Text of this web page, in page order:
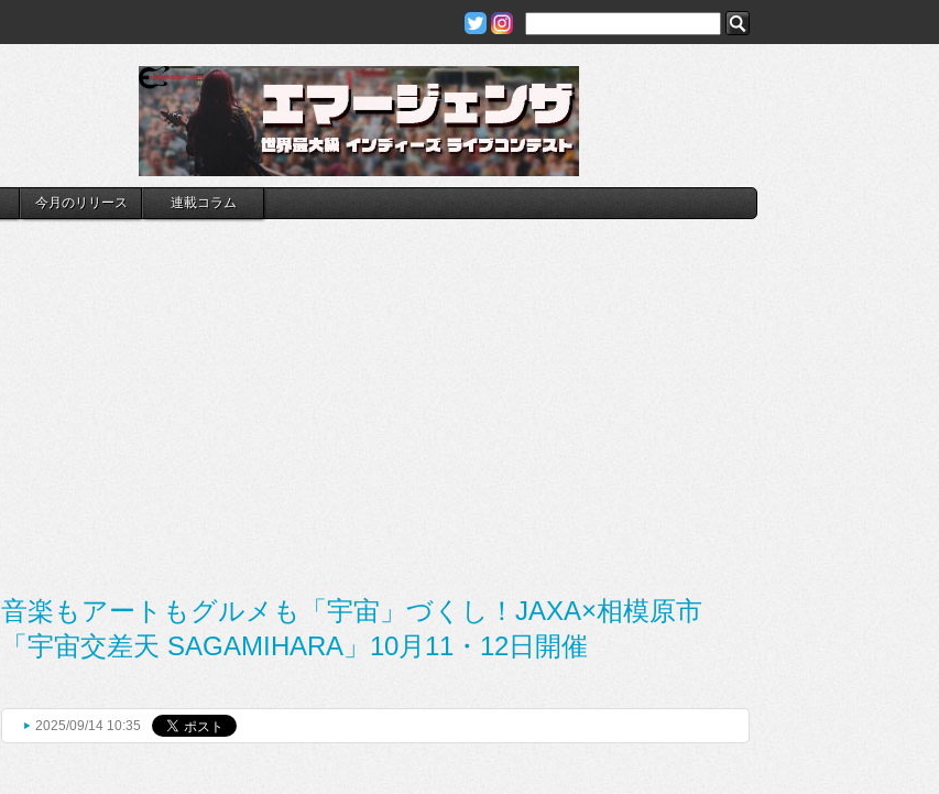
今月のリリース 連載コラム
音楽もアートもグルメも「宇宙」づくし！JAXA×相模原市
「宇宙交差天 SAGAMIHARA」10月11・12日開催
2025/09/14 10:35